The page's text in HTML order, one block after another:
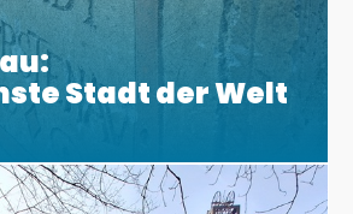
Stadt der Welt